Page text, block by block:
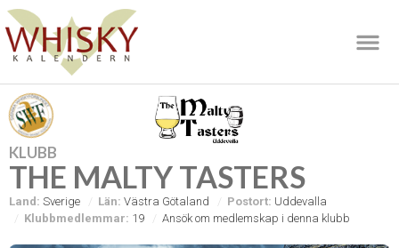
KLUBB
THE MALTY TASTERS
Land: Sverige Län: Västra Götaland Postort: Uddevalla
Klubbmedlemmar: 19 Ansök om medlemskap i denna klubb